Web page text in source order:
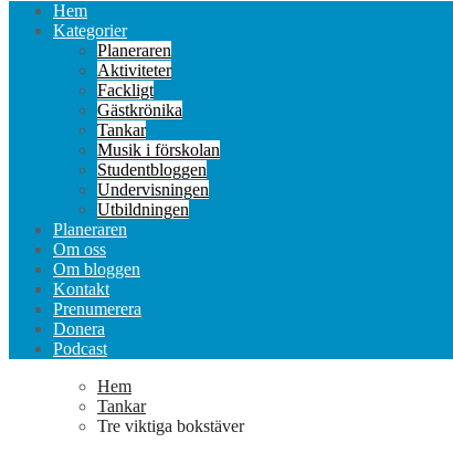
Hem
Kategorier
Planeraren
Aktiviteter
Fackligt
Gästkrönika
Tankar
Musik i förskolan
Studentbloggen
Undervisningen
Utbildningen
Planeraren
Om oss
Om bloggen
Kontakt
Prenumerera
Donera
Podcast
Hem
Tankar
Tre viktiga bokstäver